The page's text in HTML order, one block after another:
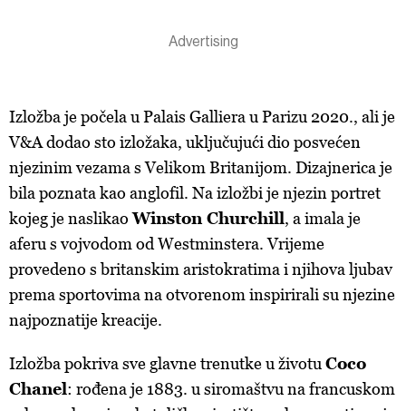
Izložba je počela u Palais Galliera u Parizu 2020., ali je
V&A dodao sto izložaka, uključujući dio posvećen
njezinim vezama s Velikom Britanijom. Dizajnerica je
bila poznata kao anglofil. Na izložbi je njezin portret
kojeg je naslikaoWinston Churchill, a imala je
aferu s vojvodom od Westminstera. Vrijeme
provedeno s britanskim aristokratima i njihova ljubav
prema sportovima na otvorenom inspirirali su njezine
najpoznatije kreacije.
Izložba pokriva sve glavne trenutke u životuCoco
Chanel: rođena je 1883. u siromaštvu na francuskom